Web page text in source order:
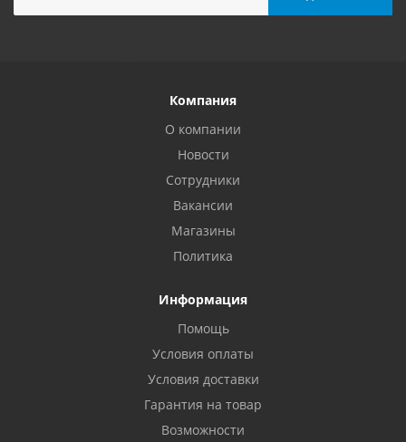
Компания
О компании
Новости
Сотрудники
Вакансии
Магазины
Политика
Информация
Помощь
Условия оплаты
Условия доставки
Гарантия на товар
Возможности